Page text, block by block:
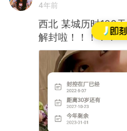
4年前
西北 某城历时123天
解封啦！！！！！